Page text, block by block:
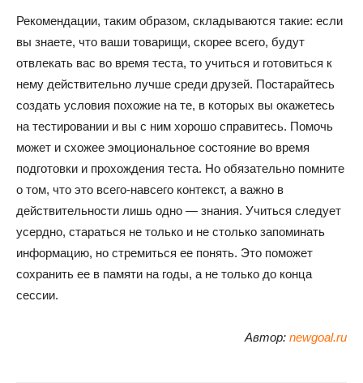
Рекомендации, таким образом, складываются такие: если
вы знаете, что ваши товарищи, скорее всего, будут
отвлекать вас во время теста, то учиться и готовиться к
нему действительно лучше среди друзей. Постарайтесь
создать условия похожие на те, в которых вы окажетесь
на тестировании и вы с ним хорошо справитесь. Помочь
может и схожее эмоциональное состояние во время
подготовки и прохождения теста. Но обязательно помните
о том, что это всего-навсего контекст, а важно в
действительности лишь одно — знания. Учиться следует
усердно, стараться не только и не столько запоминать
информацию, но стремиться ее понять. Это поможет
сохранить ее в памяти на годы, а не только до конца
сессии.
Автор: newgoal.ru